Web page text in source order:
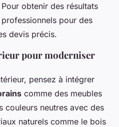
obtenir des résultats
pour des
devis précis.
pour moderniser
pensez à intégrer
comme des meubles
couleurs neutres avec des
naturels comme le bois